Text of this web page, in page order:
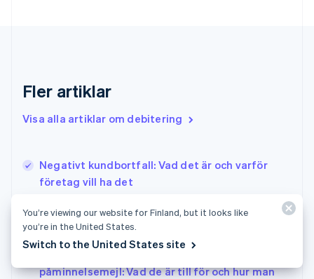
Fler artiklar
Visa alla artiklar om debitering
Negativt kundbortfall: Vad det är och varför
företag vill ha det
betalningspåminnelser: Varför det är viktigt och
påminnelsemejl: Vad de är till för och hur man
English
English简体中文
Irland
English
Italien
Japan
日本語English
Kanada
Kroatien
You’re viewing our website for Finland, but it looks like
you’re in the United States.
Switch to the United States site